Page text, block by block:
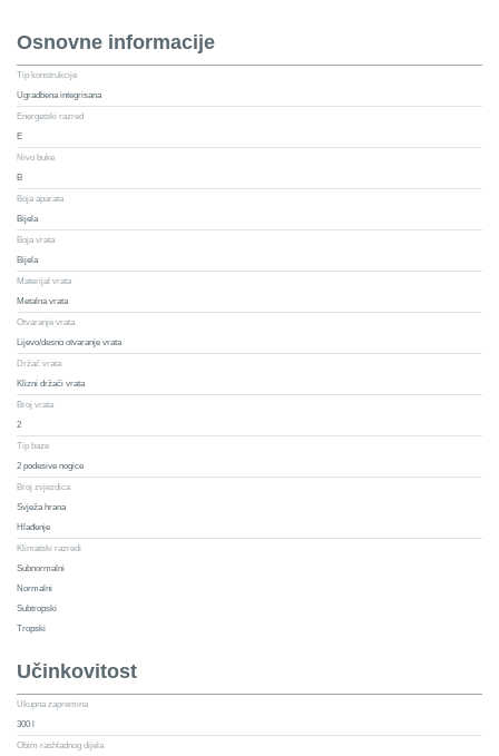
Osnovne informacije
Tip konstrukcije
Ugradbena integrisana
Energetski razred
E
Nivo buke
B
Boja aparata
Bijela
Boja vrata
Bijela
Materijal vrata
Metalna vrata
Otvaranje vrata
Lijevo/desno otvaranje vrata
Držač vrata
Klizni držači vrata
Broj vrata
2
Tip baze
2 podesive nogice
Broj zvjezdica
Svježa hrana
Hlađenje
Klimatski razredi
Subnormalni
Normalni
Subtropski
Tropski
Učinkovitost
Ukupna zapremina
300 l
Obim rashladnog dijela